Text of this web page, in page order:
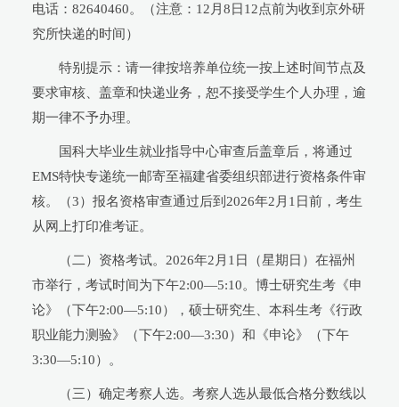
电话：82640460。（注意：12月8日12点前为收到京外研
究所快递的时间）
特别提示：请一律按培养单位统一按上述时间节点及
要求审核、盖章和快递业务，恕不接受学生个人办理，逾
期一律不予办理。
国科大毕业生就业指导中心审查后盖章后，将通过
EMS特快专递统一邮寄至福建省委组织部进行资格条件审
核。（3）报名资格审查通过后到2026年2月1日前，考生
从网上打印准考证。
（二）资格考试。2026年2月1日（星期日）在福州
市举行，考试时间为下午2:00—5:10。博士研究生考《申
论》（下午2:00—5:10），硕士研究生、本科生考《行政
职业能力测验》（下午2:00—3:30）和《申论》（下午
3:30—5:10）。
（三）确定考察人选。考察人选从最低合格分数线以